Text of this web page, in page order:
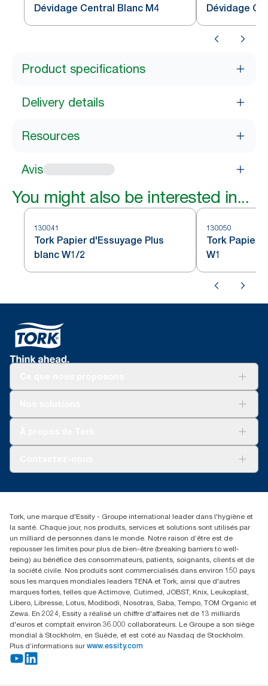
Dévidage Central Blanc M4
Dévidage
Turquoise
Product specifications
Delivery details
Resources
Avis
You might also be interested in...
130041
Tork Papier d'Essuyage Plus
blanc W1/2
130050
Tork Papier
W1
Reclamation pour distributeurs
+41 (0)848/810152
Essity Switzerland AG
Parkstraße 1b
6214 Schenkon
Lundi-jeudi 8:00-16:30 | Vendredi 8:00-15:00
GLN: 7609999000928
Tork, une marque d'Essity - Groupe international leader dans l'hygiène et
la santé. Chaque jour, nos produits, services et solutions sont utilisés par
un milliard de personnes dans le monde. Notre raison d’être est de
repousser les limites pour plus de bien-être (breaking barriers to well-
being) au bénéfice des consommateurs, patients, soignants, clients et de
la société civile. Nos produits sont commercialisés dans environ 150 pays
sous les marques mondiales leaders TENA et Tork, ainsi que d'autres
marques fortes, telles que Actimove, Cutimed, JOBST, Knix, Leukoplast,
Libero, Libresse, Lotus, Modibodi, Nosotras, Saba, Tempo, TOM Organic et
Zewa. En 2024, Essity a réalisé un chiffre d'affaires net de 13 milliards
d'euros et comptait environ 36.000 collaborateurs. Le Groupe a son siège
mondial à Stockholm, en Suède, et est coté au Nasdaq de Stockholm.
Plus d’informations sur www.essity.com